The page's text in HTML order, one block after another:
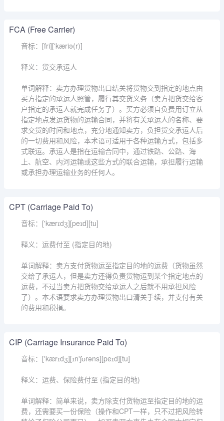
FCA (Free Carrier)
音标：[fri]['kæriə(r)]
释义：货交承运人
单词解释：卖方办理货物出口结关将货物交到指定的地点由
买方指定的承运人照管，履行其交货义务（卖方把货交给客
户指定的承运人就完成任务了）。买方必须自负费用订立从
指定地点发运货物的运输合同，并将有关承运人的名称、要
求交货的时间和地点，充分地通知卖方，负担货交承运人后
的一切费用和风险，本术语可适用于各种运输方式，包括多
式联运。承运人是指在运输合同中，通过铁路、公路、海
上、航空、内河运输或这些方式的联合运输，承担履行运输
或承担办理运输业务的任何人。
CPT (Carriage Paid To)
音标：['kærɪdʒ][peɪd][tu]
释义：运费付至 (指定目的地)
单词解释：卖方支付货物运至指定目的地的运费（货物虽然
交给了承运人，但是卖方还得负责货物运到某个指定地点的
运费，不过当卖方把货物交给承运人之后就不用承担风险
了）。本术语要求卖方办理货物出口清关手续，并支付有关
的费用和税捐。
CIP (Carriage Insurance Paid To)
音标：['kærɪdʒ][ɪn'ʃʊrəns][peɪd][tu]
释义：运费、保险费付至 (指定目的地)
单词解释：简单来说，卖方除支付货物运至指定目的地的运
费，还需要买一份保险（操作和CPT一样，只不过把风险转